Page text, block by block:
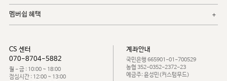
멤버쉽 혜택
CS 센터
070-8704-5882
월 - 금 : 10:00 ~ 18:00
점심시간 : 12:00 ~ 13:00
계좌안내
국민은행 665901-01-700529
농협 352-0352-2372-23
예금주: 윤성민(커스텀무드)